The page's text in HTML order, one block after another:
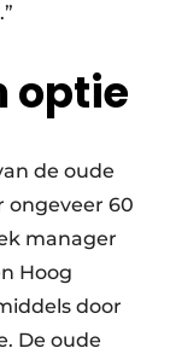
optie
de oude
ongeveer 60
manager
Hoog
door
De oude